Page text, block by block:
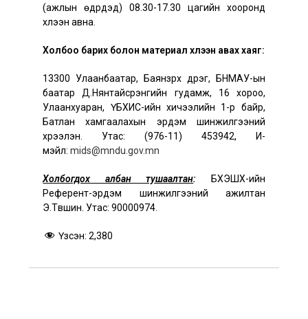
(ажлын өдрүүдэд) 08.30-17.30 цагийн хооронд
хүлээн авна.
Холбоо барих болон материал хүлээн авах хаяг:
13300 Улаанбаатар, Баянзүрх дүүрэг, БНМАУ-ын
баатар Д.Нянтайсүрэнгийн гудамж, 16 хороо,
Улаанхуаран, ҮБХИС-ийн хичээлийн 1-р байр,
Батлан хамгаалахын эрдэм шинжилгээний
хүрээлэн. Утас: (976-11) 453942, И-
мэйл:mids@mndu.gov.mn
Холбогдох албан тушаалтан:
БХЭШХ-ийн
Референт-эрдэм шинжилгээний ажилтан
Э.Түвшин. Утас: 90000974.
Үзсэн: 2,380